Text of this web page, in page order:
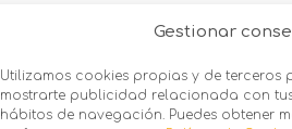
Gestionar
Utilizamos cookies propias y de terceros
mostrarte publicidad relacionada con
hábitos de navegación. Puedes obtener